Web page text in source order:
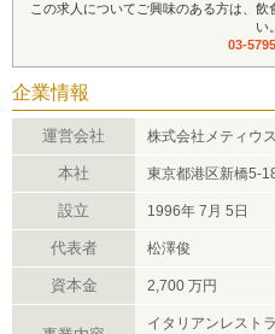
この求人についてご興味のある方は、
い。
03-
企業情報
運営会社 株式会社メティウ
本社 東京都港区新橋5-
設立 1996年 7月 5日
代表者 松澤俊
資本金 2,700 万円
イタリアンレスト